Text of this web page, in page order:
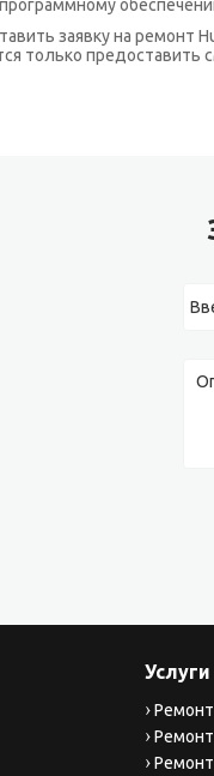
заявку на ремонт
только предоставить
Услуги